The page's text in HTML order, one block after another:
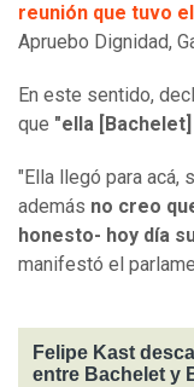
reunión que tuvo
Apruebo Dignidad,
En este sentido,
que "ella
"Ella llegó para acá,
además no creo
honesto- hoy día
manifestó el
Felipe Kast
entre Bachelet y